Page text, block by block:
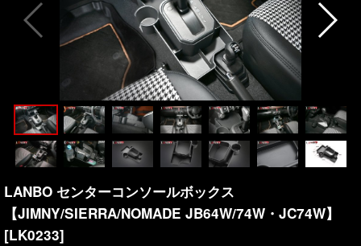
LANBO センターコンソールボックス
【JIMNY/SIERRA/NOMADE JB64W/74W・JC74W】
[LK0233]